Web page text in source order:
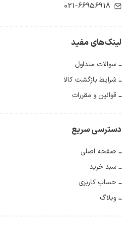
021-66956918
لینک‌های مفید
سوالات متداول
شرایط بازگشت کالا
قوانین و مقررات
دسترسی سریع
صفحه اصلی
سبد خرید
حساب کاربری
وبلاگ